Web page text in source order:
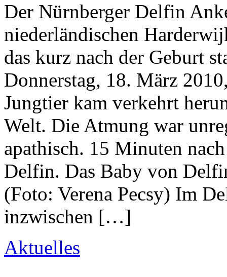
Der Nürnberger Delfin
niederländischen
das kurz nach der Geburt
Donnerstag, 18. März
Jungtier kam verkehrt
Welt. Die Atmung war
apathisch. 15 Minuten
Delfin. Das Baby von
(Foto: Verena Pecsy) Im
inzwischen […]
Aktuelles